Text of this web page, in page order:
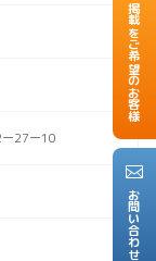
掲載をご希望のお客様
お問い合わせ
ー27ー10